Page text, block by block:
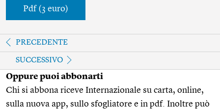
Pdf (3 euro)
PRECEDENTE
SUCCESSIVO
Oppure puoi abbonarti
Chi si abbona riceve Internazionale su carta, online,
sulla nuova app, sullo sfogliatore e in pdf. Inoltre può